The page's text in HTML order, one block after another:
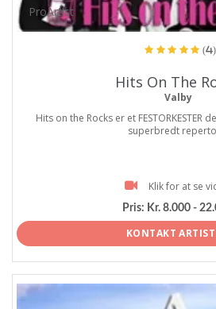
ProArtist
(4)
Hits On The
Valby
Hits on the Rocks er et FESTORKESTER
superbredt
Klik for at se
Pris: Kr. 8.000 -
KONTAKT